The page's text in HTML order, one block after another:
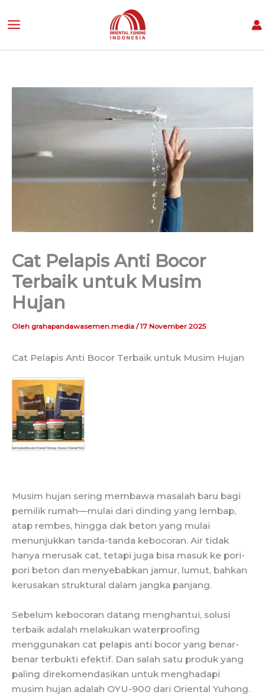
ke
Cat Pelapis Anti Bocor
Terbaik untuk Musim
Hujan
Oleh grahapandawasemen.media /17 November 2025
Cat Pelapis Anti Bocor Terbaik untuk Musim Hujan
Musim hujan sering membawa masalah baru bagi
pemilik rumah—mulai dari dinding yang lembap,
atap rembes, hingga dak beton yang mulai
menunjukkan tanda-tanda kebocoran. Air tidak
hanya merusak cat, tetapi juga bisa masuk ke pori-
pori beton dan menyebabkan jamur, lumut, bahkan
kerusakan struktural dalam jangka panjang.
Sebelum kebocoran datang menghantui, solusi
terbaik adalah melakukan waterproofing
menggunakan cat pelapis anti bocor yang benar-
benar terbukti efektif. Dan salah satu produk yang
paling direkomendasikan untuk menghadapi
musim hujan adalah OYU-900 dari Oriental Yuhong.
r